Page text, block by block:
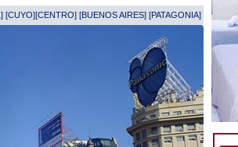
] [CUYO][CENTRO] [BUENOS AIRES] [PATAGONIA]